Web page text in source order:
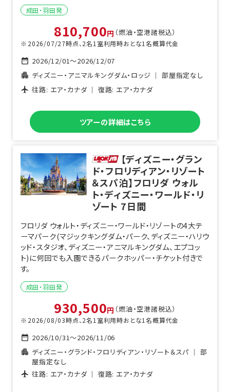
成田・羽田発
810,700円 （燃油・空港諸税込）
2026/07/27時点、 2名1室利用時おとな1名概算代金
2026/12/01～2026/12/07
ディズニー・アニマルキングダム・ロッジ ｜部屋指定なし
往路: エア・カナダ｜ 復路: エア・カナダ
ツアーの詳細はこちら
【ディズニー・グラン
ド・フロリディアン・リゾート
＆スパ泊】フロリダ ウォル
ト・ディズニー・ワールド・リ
ゾート 7日間
フロリダ ウォルト・ディズニー・ワールド・リゾートの4大テ
ーマパーク(マジックキングダム・パーク、ディズニー・ハリウ
ッド・スタジオ、ディズニー・アニマルキングダム、エプコッ
ト)に何回でも入園できるパークホッパー・チケット付きで
す。
成田・羽田発
930,500円 （燃油・空港諸税込）
2026/08/03時点、2名1室利用時おとな1名概算代金
2026/10/31～2026/11/06
ディズニー・グランド・フロリディアン・リゾート＆スパ ｜ 部
屋指定なし
往路: エア・カナダ｜ 復路: エア・カナダ